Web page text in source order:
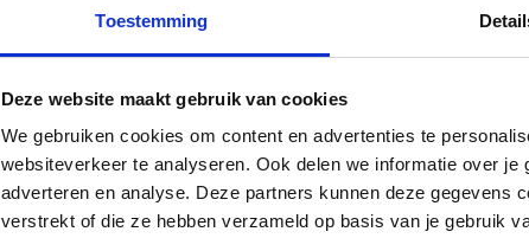
Toestemming
Deze website maakt gebruik van cookies
We gebruiken cookies om content en advertenties te
websiteverkeer te analyseren. Ook delen we informatie over
adverteren en analyse. Deze partners kunnen deze gegevens
verstrekt of die ze hebben verzameld op basis van je gebruik
B 1150 mm | L 2410 mm | Ø 60 mm |